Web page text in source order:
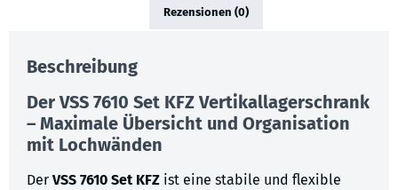
Rezensionen (0)
Beschreibung
DerVSS 7610 Set KFZVertikallagerschrank
– Maximale Übersicht und Organisation
mit Lochwänden
Der VSS 7610 Set KFZ ist eine stabile und flexible